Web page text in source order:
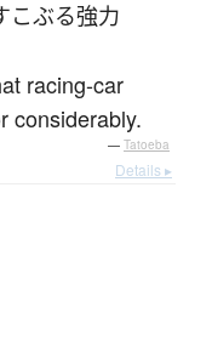
こぶる強力
racing-car
considerably.
— Tatoeba
Details ▸